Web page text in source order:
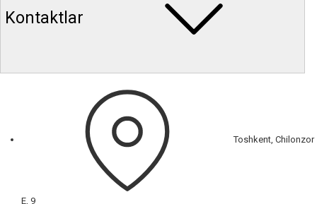
Kontaktlar
Toshkent, Chilonzor
E, 9